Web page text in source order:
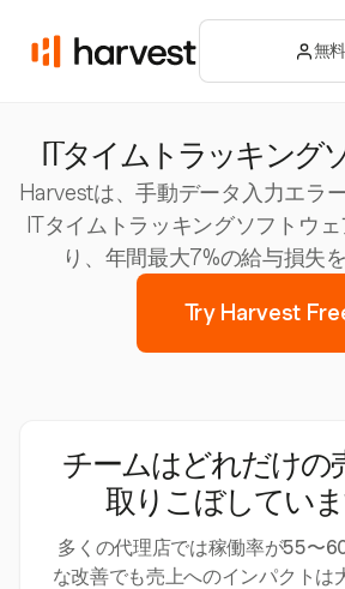
無
ITタイムトラッキング
Harvestは、手動データ入力エラ
ITタイムトラッキングソフトウ
り、年間最大7%の給与損失
Try Harvest
チームはどれだけの
取りこぼしてい
多くの代理店では稼働率が55〜
な改善でも売上へのインパクトは